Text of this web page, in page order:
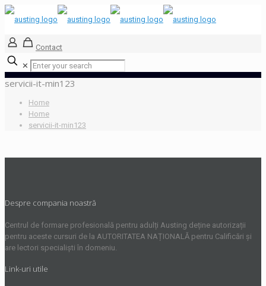
Contact
✕
servicii-it-min123
Home
Home
servicii-it-min123
Despre compania noastră
Centrul de formare profesională pentru adulți Austing deține autorizații
pentru aceste cursuri de la AUTORITATEA NAȚIONALĂ pentru Calificări și
are lectori specialiști în domeniu.
Link-uri utile